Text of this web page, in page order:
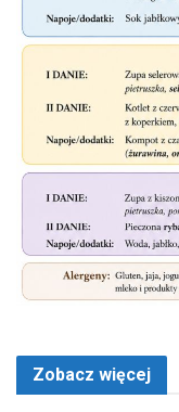
Zobacz więcej